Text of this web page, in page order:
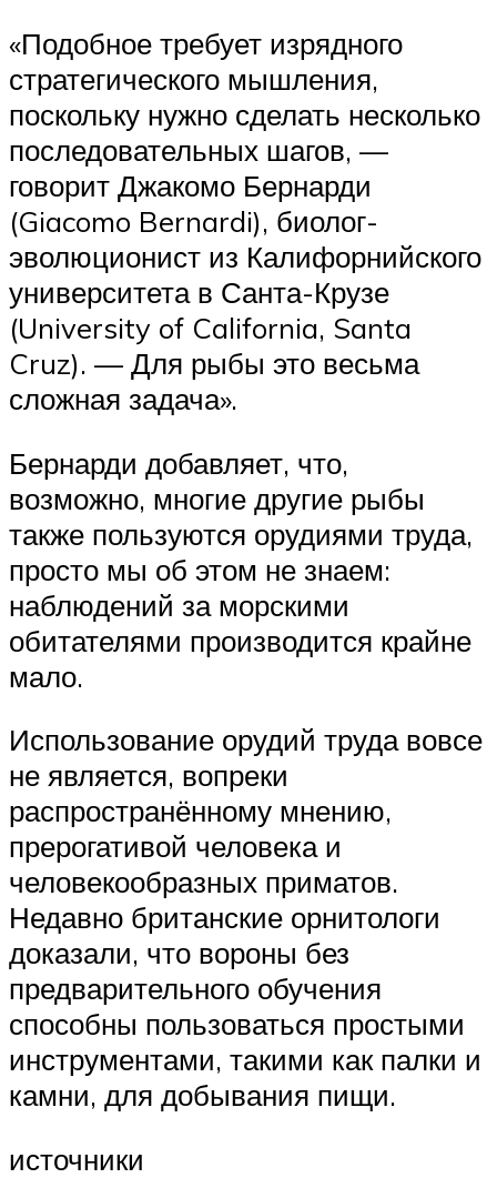
«Подобное требует изрядного
стратегического мышления,
поскольку нужно сделать несколько
последовательных шагов, —
говорит Джакомо Бернарди
(Giacomo Bernardi), биолог-
эволюционист из Калифорнийского
университета в Санта-Крузе
(University of California, Santa
Cruz). — Для рыбы это весьма
сложная задача».
Бернарди добавляет, что,
возможно, многие другие рыбы
также пользуются орудиями труда,
просто мы об этом не знаем:
наблюдений за морскими
обитателями производится крайне
мало.
Использование орудий труда вовсе
не является, вопреки
распространённому мнению,
прерогативой человека и
человекообразных приматов.
Недавно британские орнитологи
доказали, что вороны без
предварительного обучения
способны пользоваться простыми
инструментами, такими как палки и
камни, для добывания пищи.
источники